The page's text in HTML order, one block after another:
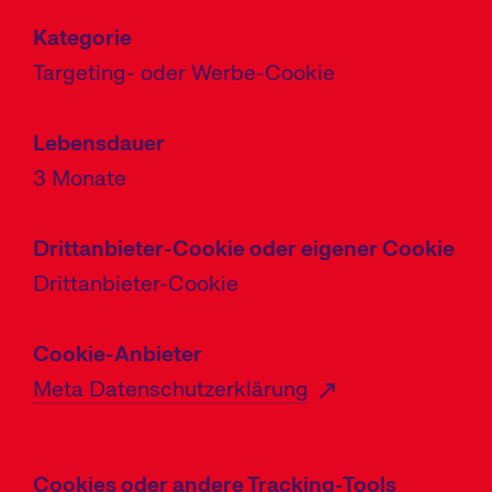
Kategorie
Targeting- oder Werbe-Cookie
Lebensdauer
3 Monate
Drittanbieter-Cookie oder eigener Cookie
Drittanbieter-Cookie
Cookie-Anbieter
Meta Datenschutzerklärung
Cookies oder andere Tracking-Tools